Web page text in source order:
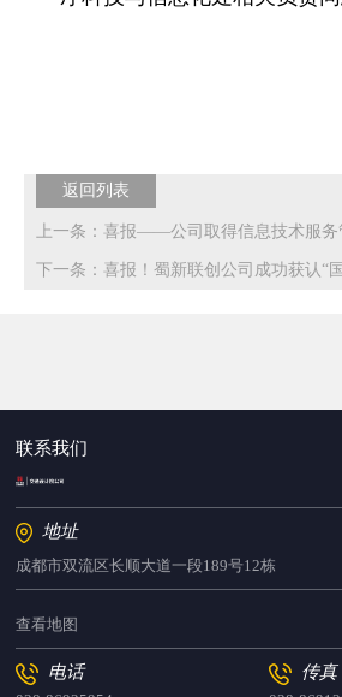
返回列表
上一条：喜报——公司取得信息技术服
下一条：喜报！蜀新联创公司成功获认“
联系我们
地址
成都市双流区长顺大道一段189号12栋
查看地图
电话 传真